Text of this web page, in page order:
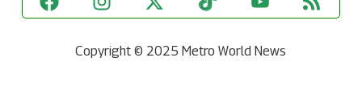
Copyright © 2025 Metro World News